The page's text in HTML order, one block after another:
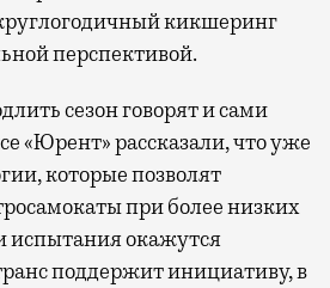
кикшеринг
перспективой.
сезон говорят и сами
«Юрент» рассказали, что уже
которые позволят
при более низких
испытания окажутся
поддержит инициативу, в